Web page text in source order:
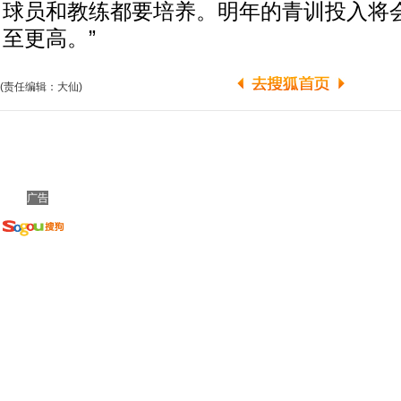
球员和教练都要培养。明年的青训投入将
至更高。”
(责任编辑：大仙)
广告